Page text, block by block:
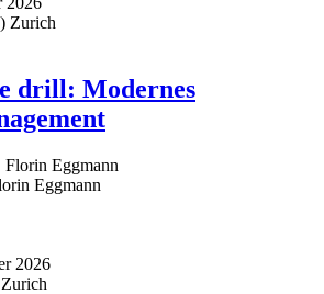
Zurich
drill: Modernes
Eggmann
2026